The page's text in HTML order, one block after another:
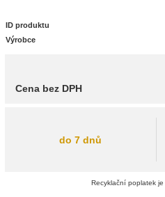
ID produktu
Výrobce
Cena bez DPH
do 7 dnů
Recyklační poplatek